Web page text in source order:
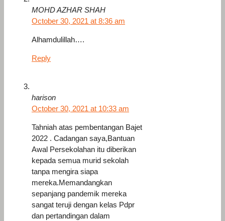
MOHD AZHAR SHAH
October 30, 2021 at 8:36 am
Alhamdulillah….
Reply
harison
October 30, 2021 at 10:33 am
Tahniah atas pembentangan Bajet
2022 . Cadangan saya,Bantuan
Awal Persekolahan itu diberikan
kepada semua murid sekolah
tanpa mengira siapa
mereka.Memandangkan
sepanjang pandemik mereka
sangat teruji dengan kelas Pdpr
dan pertandingan dalam